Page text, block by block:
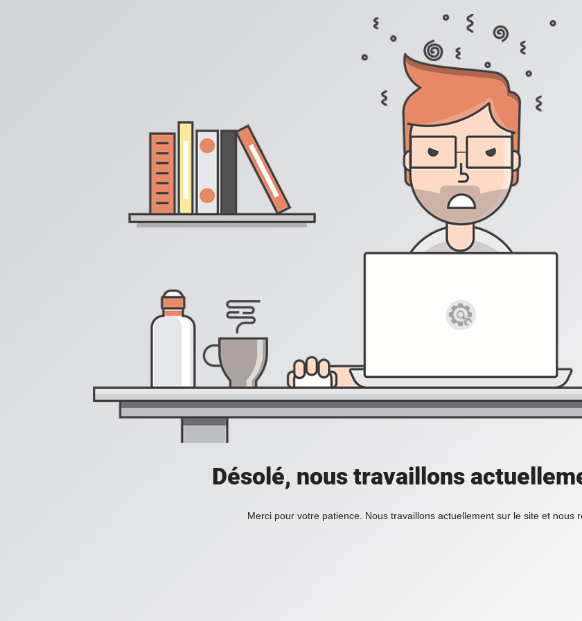
Désolé, nous travaillons
Merci pour votre patience. Nous travaillons actuellement sur le site et nous